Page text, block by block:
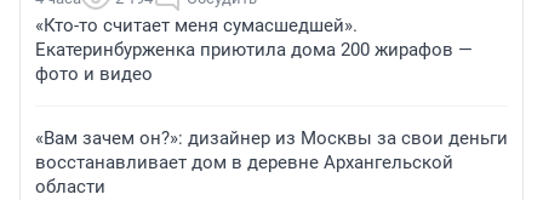
«Кто-то считает меня сумасшедшей».
Екатеринбурженка приютила дома 200 жирафов —
фото и видео
«Вам зачем он?»: дизайнер из Москвы за свои деньги
восстанавливает дом в деревне Архангельской
области